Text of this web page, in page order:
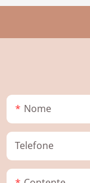
Nome
Telefone